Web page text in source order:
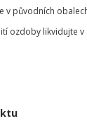
v původních
ozdoby likvidujte